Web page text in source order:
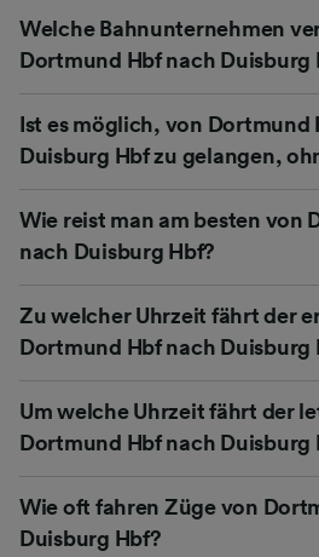
Welche Bahnunternehmen
Dortmund Hbf nach Duisburg
Ist es möglich, von Dortmund
Duisburg Hbf zu gelangen,
Wie reist man am besten von
nach Duisburg Hbf?
Zu welcher Uhrzeit fährt der
Dortmund Hbf nach Duisburg
Um welche Uhrzeit fährt der
Dortmund Hbf nach Duisburg
Wie oft fahren Züge von
Duisburg Hbf?